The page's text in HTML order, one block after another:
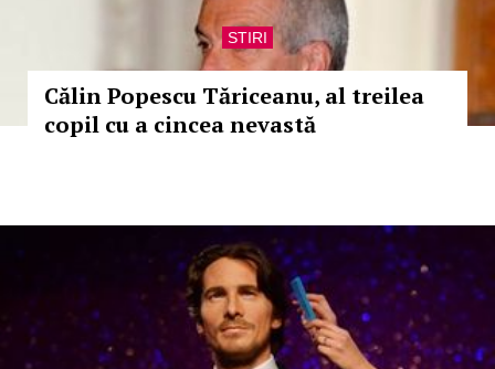
STIRI
Călin Popescu Tăriceanu, al treilea
copil cu a cincea nevastă